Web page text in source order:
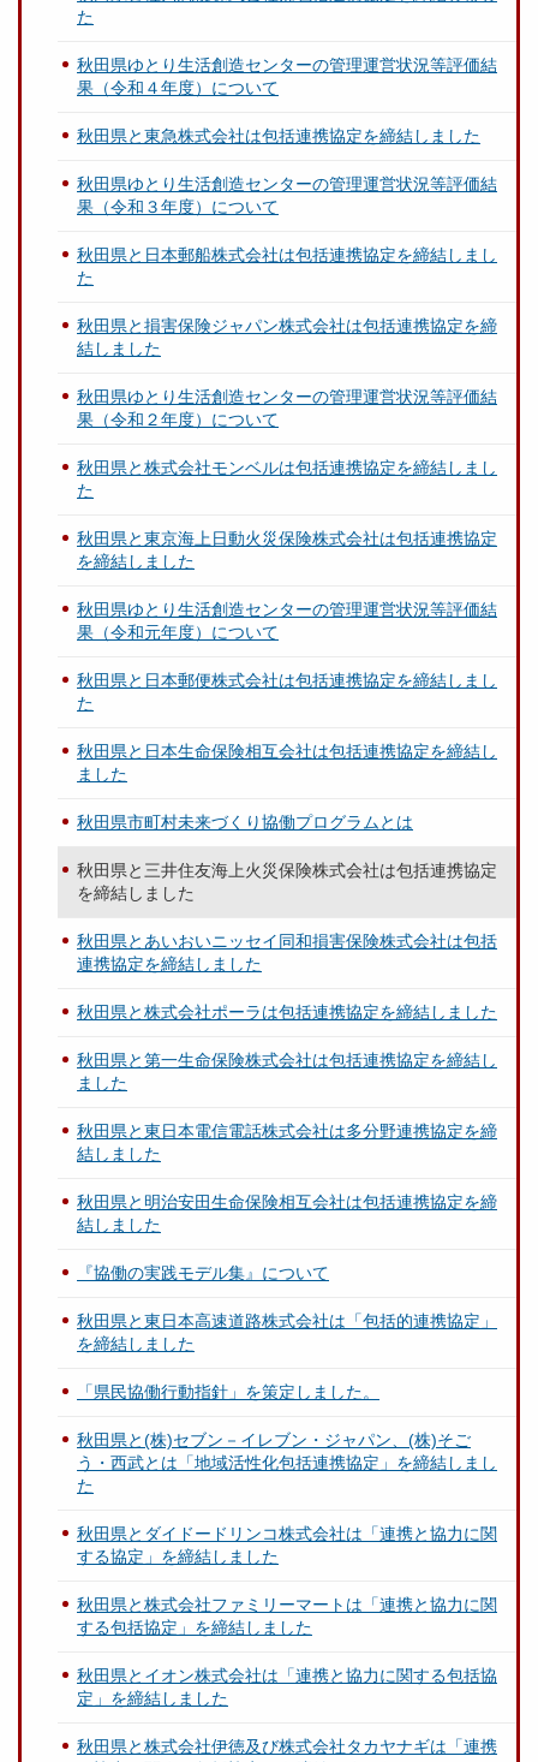
た
秋田県ゆとり生活創造センターの管理運営状況等評価結
果（令和４年度）について
秋田県と東急株式会社は包括連携協定を締結しました
秋田県ゆとり生活創造センターの管理運営状況等評価結
果（令和３年度）について
秋田県と日本郵船株式会社は包括連携協定を締結しまし
た
秋田県と損害保険ジャパン株式会社は包括連携協定を締
結しました
秋田県ゆとり生活創造センターの管理運営状況等評価結
果（令和２年度）について
秋田県と株式会社モンベルは包括連携協定を締結しまし
た
秋田県と東京海上日動火災保険株式会社は包括連携協定
を締結しました
秋田県ゆとり生活創造センターの管理運営状況等評価結
果（令和元年度）について
秋田県と日本郵便株式会社は包括連携協定を締結しまし
た
秋田県と日本生命保険相互会社は包括連携協定を締結し
ました
秋田県市町村未来づくり協働プログラムとは
秋田県と三井住友海上火災保険株式会社は包括連携協定
を締結しました
秋田県とあいおいニッセイ同和損害保険株式会社は包括
連携協定を締結しました
秋田県と株式会社ポーラは包括連携協定を締結しました
秋田県と第一生命保険株式会社は包括連携協定を締結し
ました
秋田県と東日本電信電話株式会社は多分野連携協定を締
結しました
秋田県と明治安田生命保険相互会社は包括連携協定を締
結しました
『協働の実践モデル集』について
秋田県と東日本高速道路株式会社は「包括的連携協定」
を締結しました
「県民協働行動指針」を策定しました。
秋田県と(株)セブン－イレブン・ジャパン、(株)そご
う・西武とは「地域活性化包括連携協定」を締結しまし
た
秋田県とダイドードリンコ株式会社は「連携と協力に関
する協定」を締結しました
秋田県と株式会社ファミリーマートは「連携と協力に関
する包括協定」を締結しました
秋田県とイオン株式会社は「連携と協力に関する包括協
定」を締結しました
秋田県と株式会社伊徳及び株式会社タカヤナギは「連携